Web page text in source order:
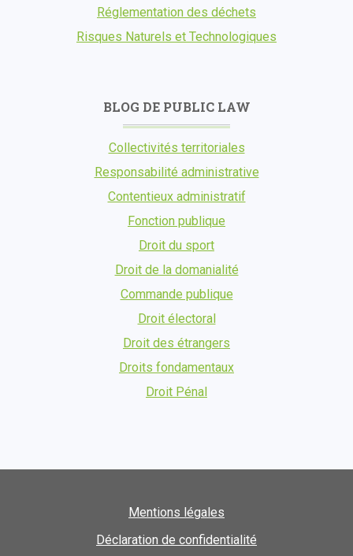
Réglementation des déchets
Risques Naturels et Technologiques
BLOG DE PUBLIC LAW
Collectivités territoriales
Responsabilité administrative
Contentieux administratif
Fonction publique
Droit du sport
Droit de la domanialité
Commande publique
Droit électoral
Droit des étrangers
Droits fondamentaux
Droit Pénal
Mentions légales
Déclaration de confidentialité